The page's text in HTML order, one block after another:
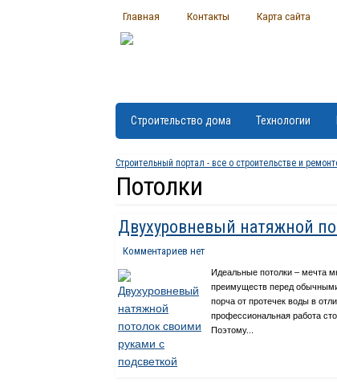
Главная Контакты Карта сайта
Строительство дома Технологии
Строительный портал - все о строительстве и
Потолки
Двухуровневый натяжной
Комментариев нет
Идеальные потолки – мечта
преимуществ перед
порча от протечек воды в
профессиональная работа
Поэтому...